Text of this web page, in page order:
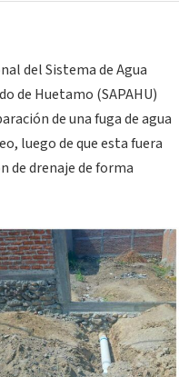
del Sistema de Agua
de Huetamo (SAPAHU)
de una fuga de agua
luego de que esta fuera
de drenaje de forma